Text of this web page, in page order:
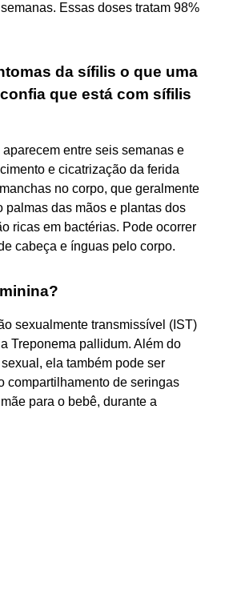
Essas doses tratam 98%
da sífilis o que uma
que está com sífilis
entre seis semanas e
e cicatrização da ferida
no corpo, que geralmente
palmas das mãos e plantas dos
ricas em bactérias. Pode ocorrer
cabeça e ínguas pelo corpo.
sexualmente transmissível (IST)
Treponema pallidum. Além do
ela também pode ser
compartilhamento de seringas
para o bebê, durante a